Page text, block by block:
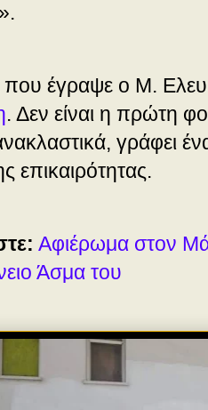
που έγραψε ο Μ.
. Δεν είναι η πρώτη
γράφει
επικαιρότητας.
Αφιέρωμα στον
Άσμα του